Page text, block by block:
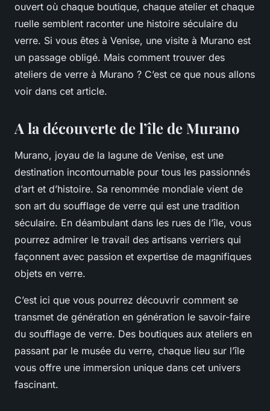
ouvert où chaque boutique, chaque atelier et chaque
ruelle semblent raconter une histoire séculaire du
verre. Si vous êtes à Venise, une visite à Murano est
un passage obligé. Mais comment trouver des
ateliers de verre à Murano ? C’est ce que nous allons
voir dans cet article.
A la découverte de l’île de Murano
Murano, joyau de la lagune de Venise, est une
destination incontournable pour tous les passionnés
d’art et d’histoire. Sa renommée mondiale vient de
son art du soufflage de verre qui est une tradition
séculaire. En déambulant dans les rues de l’île, vous
pourrez admirer le travail des artisans verriers qui
façonnent avec passion et expertise de magnifiques
objets en verre.
C’est ici que vous pourrez découvrir comment se
transmet de génération en génération le savoir-faire
du soufflage de verre. Des boutiques aux ateliers en
passant par le musée du verre, chaque lieu sur l’île
vous offre une immersion unique dans cet univers
fascinant.